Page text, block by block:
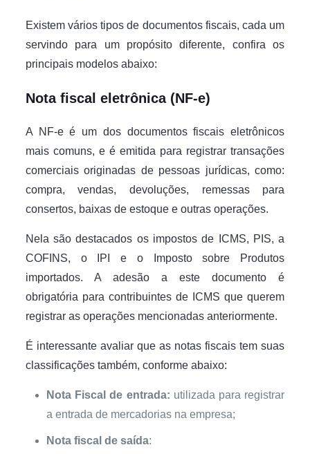
Existem vários tipos de documentos fiscais, cada um
servindo para um propósito diferente, confira os
principais modelos abaixo:
Nota fiscal eletrônica (NF-e)
A NF-e é um dos documentos fiscais eletrônicos
mais comuns, e é emitida para registrar transações
comerciais originadas de pessoas jurídicas, como:
compra, vendas, devoluções, remessas para
consertos, baixas de estoque e outras operações.
Nela são destacados os impostos de ICMS, PIS, a
COFINS, o IPI e o Imposto sobre Produtos
importados. A adesão a este documento é
obrigatória para contribuintes de ICMS que querem
registrar as operações mencionadas anteriormente.
É interessante avaliar que as notas fiscais tem suas
classificações também, conforme abaixo:
Nota Fiscal de entrada: utilizada para registrar
a entrada de mercadorias na empresa;
Nota fiscal de saída: